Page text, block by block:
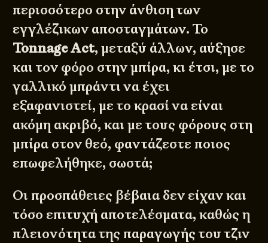
περισσότερο στην άνθιση των
εγγλέζικων αποσταγμάτων. Το
Tonnage Act, μεταξύ άλλων, αύξησε
και τον φόρο στηνμπίρα, κι έτσι, με το
γαλλικό μπράντι να έχει
εξαφανιστεί, με το κρασί να είναι
ακόμη ακριβό, και με τους φόρους στη
μπίρα στον θεό, φαντάζεστε ποιος
επωφελήθηκε, σωστά;
Οι προσπάθειες βέβαια δεν είχαν και
τόσο επιτυχή αποτελέσματα, καθώς η
πλειονότητα της παραγωγής του τζιν